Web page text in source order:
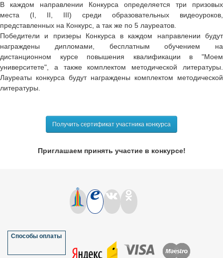
В каждом направлении Конкурса определяется три призовых
места (I, II, III) среди образовательных видеоуроков,
представленных на Конкурс, а так же по 5 лауреатов.
Победители и призеры Конкурса в каждом направлении будут
награждены дипломами, бесплатным обучением на
дистанционном курсе повышения квалификации в "Моем
университете", а также комплектом методической литературы.
Лауреаты конкурса будут награждены комплектом методической
литературы.
Получить сертификат участника конкурса
Приглашаем принять участие в конкурсе!
Способы оплаты